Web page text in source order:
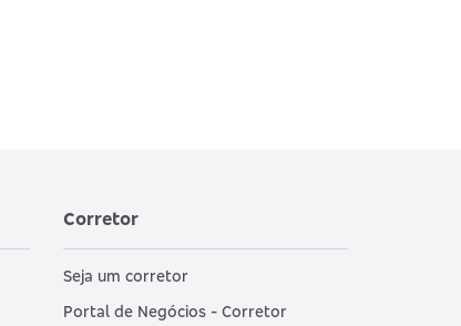
Corretor
Seja um corretor
Portal de Negócios - Corretor